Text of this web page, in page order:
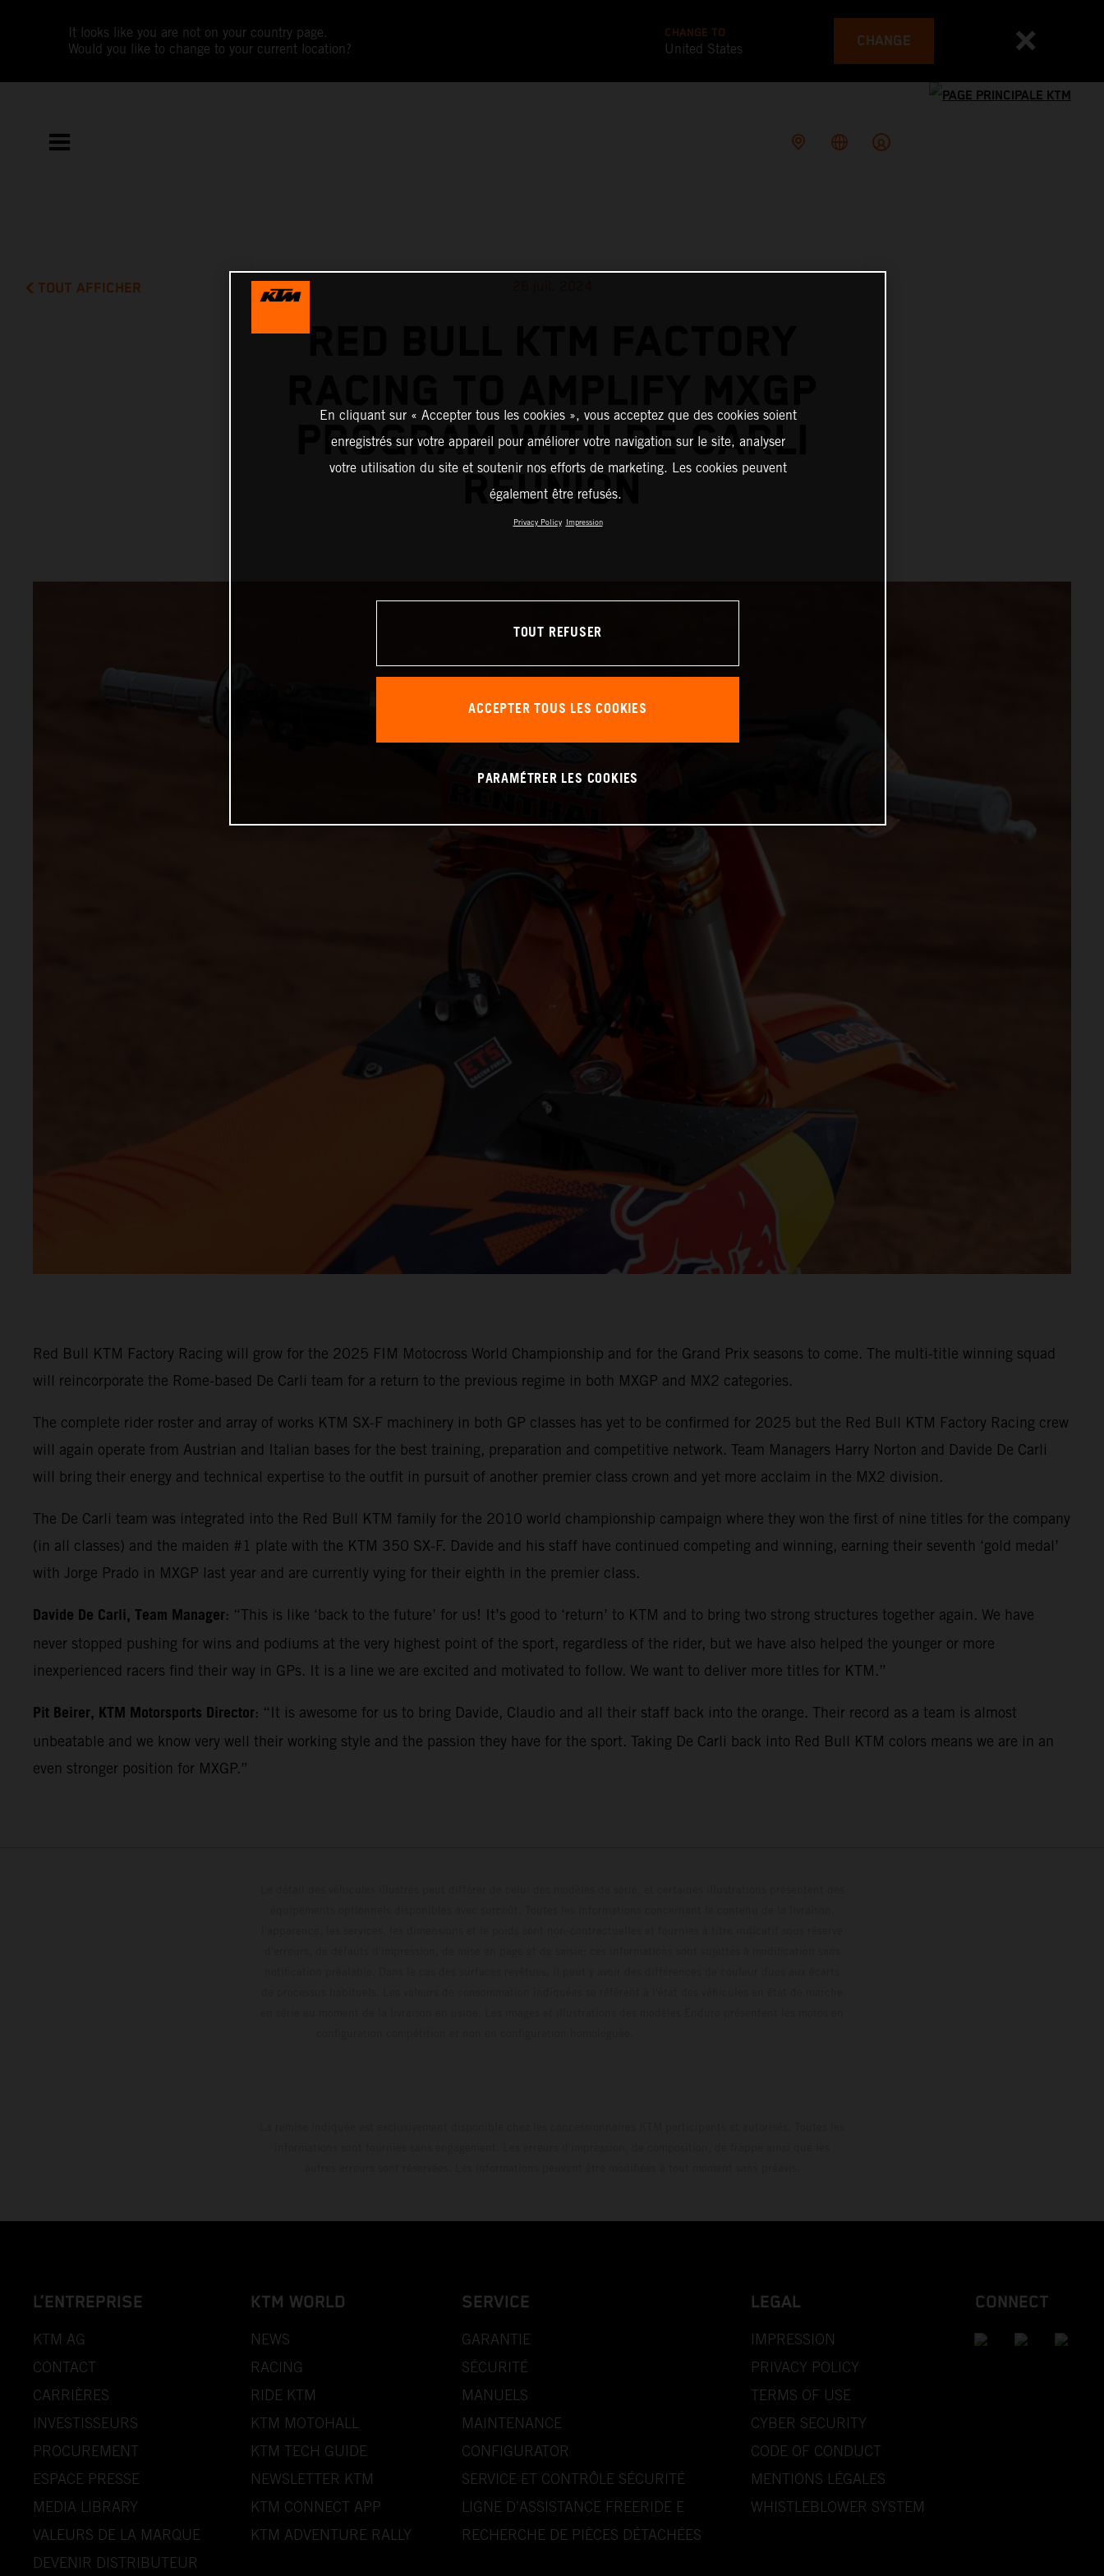
It looks like you are not on your country page.
Would you like to change to your current location?
CHANGE TO
United States CHANGE
TOUT AFFICHER
RED BULL KTM FACTORY
PROGRAM WITH DE CARLI
REUNION
Red Bull KTM Factory Racing will grow for the 2025 FIM Motocross World Championship and for the Grand Prix seasons to come. The multi-title winning squad
will reincorporate the Rome-based De Carli team for a return to the previous regime in both MXGP and MX2 categories.
The complete rider roster and array of works KTM SX-F machinery in both GP classes has yet to be confirmed for 2025 but the Red Bull KTM Factory Racing crew
will again operate from Austrian and Italian bases for the best training, preparation and competitive network. Team Managers Harry Norton and Davide De Carli
will bring their energy and technical expertise to the outfit in pursuit of another premier class crown and yet more acclaim in the MX2 division.
The De Carli team was integrated into the Red Bull KTM family for the 2010 world championship campaign where they won the first of nine titles for the company
(in all classes) and the maiden #1 plate with the KTM 350 SX-F. Davide and his staff have continued competing and winning, earning their seventh ‘gold medal’
with Jorge Prado in MXGP last year and are currently vying for their eighth in the premier class.
Davide De Carli, Team Manager: “This is like ‘back to the future’ for us! It’s good to ‘return’ to KTM and to bring two strong structures together again. We have
never stopped pushing for wins and podiums at the very highest point of the sport, regardless of the rider, but we have also helped the younger or more
inexperienced racers find their way in GPs. It is a line we are excited and motivated to follow. We want to deliver more titles for KTM.”
Pit Beirer, KTM Motorsports Director: “It is awesome for us to bring Davide, Claudio and all their staff back into the orange. Their record as a team is almost
unbeatable and we know very well their working style and the passion they have for the sport. Taking De Carli back into Red Bull KTM colors means we are in an
even stronger position for MXGP.”
L’ENTREPRISE
KTM AG
CONTACT
CARRIÈRES
INVESTISSEURS
PROCUREMENT
ESPACE PRESSE
MEDIA LIBRARY
VALEURS DE LA MARQUE
DEVENIR DISTRIBUTEUR
KTM WORLD
NEWS
RACING
RIDE KTM
KTM MOTOHALL
KTM TECH GUIDE
NEWSLETTER KTM
KTM CONNECT APP
KTM ADVENTURE RALLY
SERVICE
GARANTIE
SÉCURITÉ
MANUELS
MAINTENANCE
CONFIGURATOR
SERVICE ET CONTRÔLE SÉCURITÉ
LIGNE D’ASSISTANCE FREERIDE E
RECHERCHE DE PIÈCES DÉTACHÉES
LEGAL
IMPRESSION
PRIVACY POLICY
TERMS OF USE
CYBER SECURITY
CODE OF CONDUCT
MENTIONS LÉGALES
WHISTLEBLOWER SYSTEM
CONNECT
En cliquant sur « Accepter tous les cookies », vous acceptez que des cookies soient
enregistrés sur votre appareil pour améliorer votre navigation sur le site, analyser
votre utilisation du site et soutenir nos efforts de marketing. Les cookies peuvent
également être refusés.
Privacy Policy Impression
TOUT REFUSER
ACCEPTER TOUS LES COOKIES
PARAMÉTRER LES COOKIES